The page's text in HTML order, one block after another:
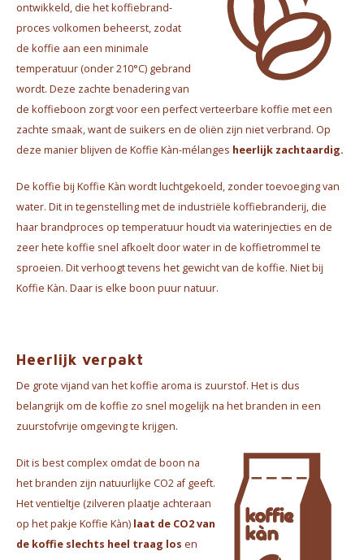
ontwikkeld, die het koffiebrand-
proces volkomen beheerst, zodat
de koffie aan een minimale
temperatuur (onder 210°C) gebrand
wordt. Deze zachte benadering van
de koffieboon zorgt voor een perfect verteerbare koffie met een
zachte smaak, want de suikers en de oliën zijn niet verbrand. Op
deze manier blijven de Koffie Kàn-mélanges heerlijk zachtaardig.
De koffie bij Koffie Kàn wordt luchtgekoeld, zonder toevoeging van
water. Dit in tegenstelling met de industriële koffiebranderij, die
haar brandproces op temperatuur houdt via waterinjecties en de
zeer hete koffie snel afkoelt door water in de koffietrommel te
sproeien. Dit verhoogt tevens het gewicht van de koffie. Niet bij
Koffie Kàn. Daar is elke boon puur natuur.
Heerlijk verpakt
De grote vijand van het koffie aroma is zuurstof. Het is dus
belangrijk om de koffie zo snel mogelijk na het branden in een
zuurstofvrije omgeving te krijgen.
Dit is best complex omdat de boon na
het branden zijn natuurlijke CO2 af geeft.
Het ventieltje (zilveren plaatje achteraan
op het pakje Koffie Kàn) laat de CO2 van
de koffie slechts heel traag los en